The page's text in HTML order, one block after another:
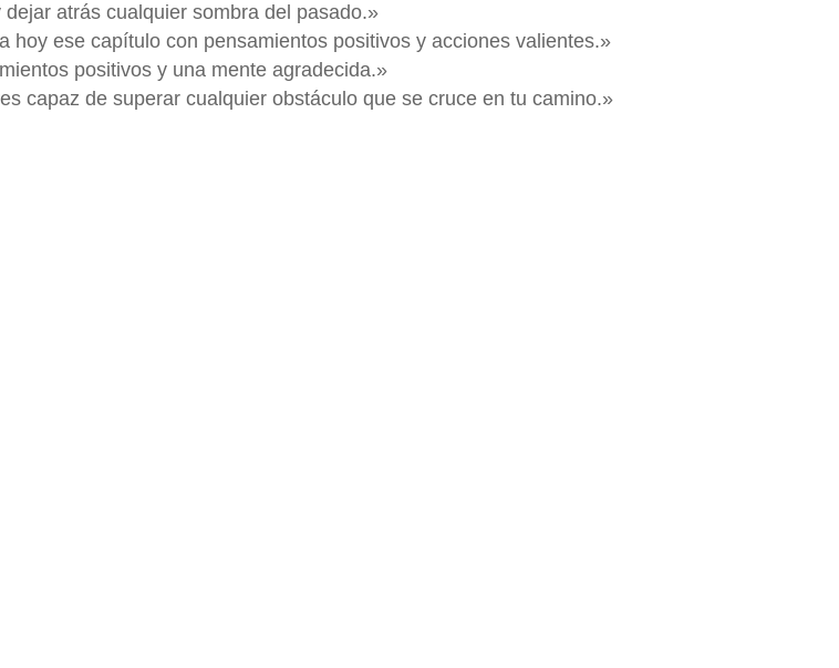
atrás cualquier sombra del pasado.»
hoy ese capítulo con pensamientos positivos y acciones valientes.»
positivos y una mente agradecida.»
capaz de superar cualquier obstáculo que se cruce en tu camino.»